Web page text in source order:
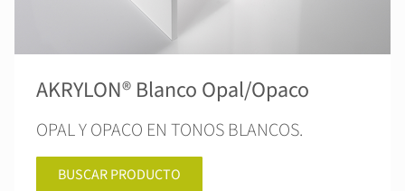
AKRYLON® Blanco Opal/Opaco
OPAL Y OPACO EN TONOS BLANCOS.
BUSCAR PRODUCTO